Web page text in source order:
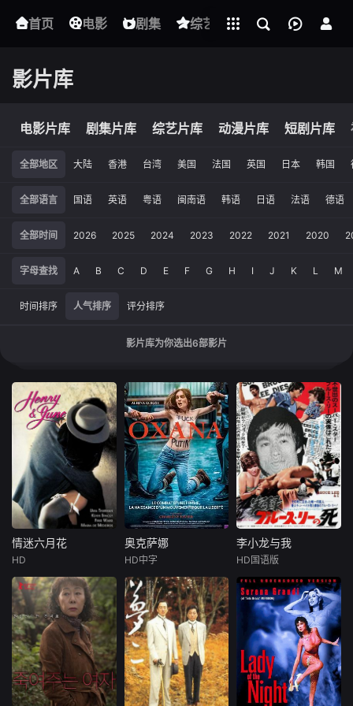
首页 电影 剧集 综艺 动漫 短剧
下载客户端
影片库
电影片库 剧集片库 综艺片库 动漫片库 短剧片库
全部地区 大陆 香港 台湾 美国 法国 英国 日本 韩国
全部语言 国语 英语 粤语 闽南语 韩语 日语 法语 德语
全部时间 2026 2025 2024 2023 2022 2021 2020
字母查找 A B C D E F G H I J K L M
时间排序 人气排序 评分排序
影片库为你选出6部影片
情迷六月花
乌玛·瑟曼
玛丽亚·德·梅黛洛
阿娜伊丝•宁
（MariadeMedeir
os玛丽亚•德•梅黛
洛饰），银行家雨
果（RichardE.Gra
情迷六月花
HD
奥克萨娜
玛丽娜·科什金娜
OksanaShac
hkoendedherlifein
2018inMontrouge.
Shewas31yearsol
d.Despiteheryoun
gage,thisextraordi
奥克萨娜
HD中字
李小龙与我
王沙
丁佩以自己的
角度，把功夫影帝
李小龙生前一切的
第一手事实，毫无
保留地公诸于世，
包括她如何认识李
李小龙与我
HD国语版